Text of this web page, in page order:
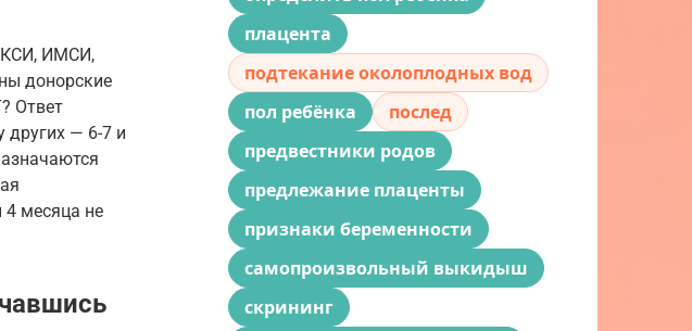
ИМСИ,
донорские
Ответ
других — 6-7 и
месяца не
плацента
подтекание околоплодных вод
пол ребёнка
послед
предвестники родов
предлежание плаценты
признаки беременности
самопроизвольный выкидыш
скрининг